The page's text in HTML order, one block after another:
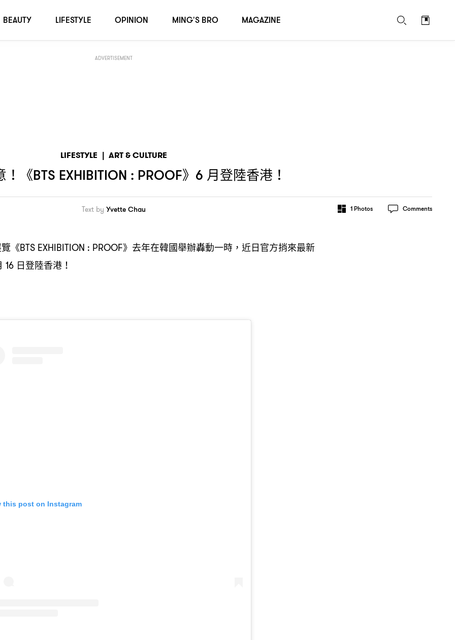
ADVERTISEMENT
LIFESTYLE | ART & CULTURE
！ 《BTS EXHIBITION : PROOF》 6 月登陸香港 ！
Text by Yvette Chau 1Photos Comments
《BTS EXHIBITION : PROOF》去年在韓國舉辦轟動一時 ， 近日官方捎來最新
16 日登陸香港 ！
this post on Instagram
BEAUTY LIFESTYLE OPINION MING'S BRO MAGAZINE